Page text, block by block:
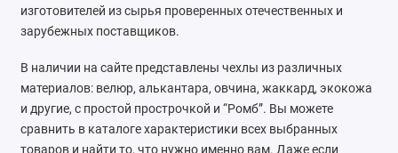
Great Wall
Honda
Hyundai
изготовителей из сырья проверенных отечественных и
зарубежных поставщиков.
В наличии на сайте представлены чехлы из различных
материалов: велюр, алькантара, овчина, жаккард, экокожа
и другие, с простой прострочкой и “Ромб”. Вы можете
сравнить в каталоге характеристики всех выбранных
товаров и найти то, что нужно именно вам. Даже если